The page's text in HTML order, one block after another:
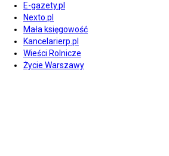
E-gazety.pl
Nexto.pl
Mała księgowość
Kancelarierp.pl
Wieści Rolnicze
Życie Warszawy